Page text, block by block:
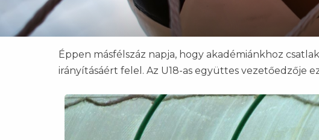
Éppen másfélszáz napja, hogy akadémiánkhoz
irányításáért felel. Az U18-as együttes vezetőedzője